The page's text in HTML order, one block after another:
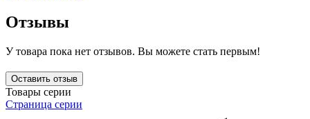
Отзывы
У товара пока нет отзывов. Вы можете стать первым!
Оставить отзыв
Товары серии
Страница серии